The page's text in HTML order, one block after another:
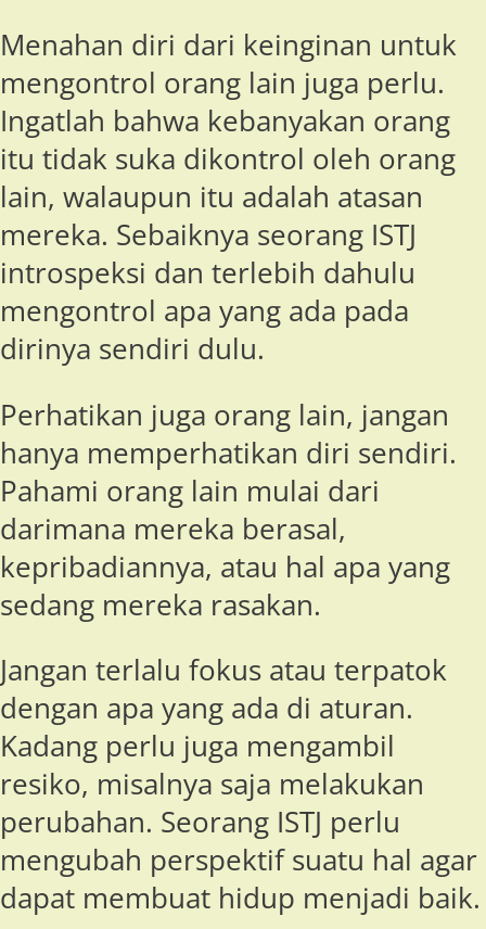
Menahan diri dari keinginan untuk
mengontrol orang lain juga perlu.
Ingatlah bahwa kebanyakan orang
itu tidak suka dikontrol oleh orang
lain, walaupun itu adalah atasan
mereka. Sebaiknya seorang ISTJ
introspeksi dan terlebih dahulu
mengontrol apa yang ada pada
dirinya sendiri dulu.
Perhatikan juga orang lain, jangan
hanya memperhatikan diri sendiri.
Pahami orang lain mulai dari
darimana mereka berasal,
kepribadiannya, atau hal apa yang
sedang mereka rasakan.
Jangan terlalu fokus atau terpatok
dengan apa yang ada di aturan.
Kadang perlu juga mengambil
resiko, misalnya saja melakukan
perubahan. Seorang ISTJ perlu
mengubah perspektif suatu hal agar
dapat membuat hidup menjadi baik.